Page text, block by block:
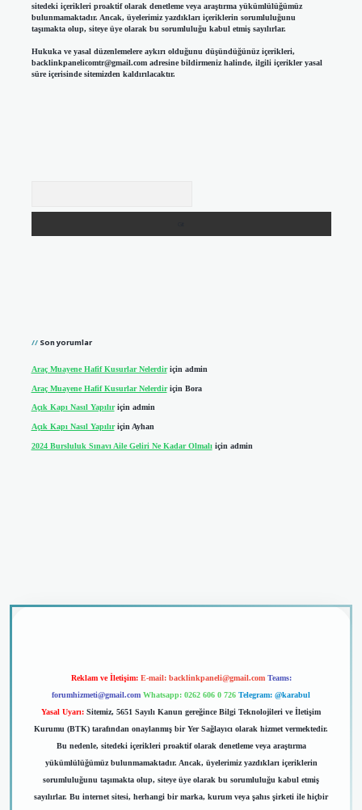
sitedeki içerikleri proaktif olarak denetleme veya araştırma yükümlülüğümüz
bulunmamaktadır. Ancak, üyelerimiz yazdıkları içeriklerin sorumluluğunu
taşımakta olup, siteye üye olarak bu sorumluluğu kabul etmiş sayılırlar.
Hukuka ve yasal düzenlemelere aykırı olduğunu düşündüğünüz içerikleri,
backlinkpanelicomtr@gmail.comadresine bildirmeniz halinde, ilgili içerikler yasal
süre içerisinde sitemizden kaldırılacaktır.
Son yorumlar
Araç Muayene Hafif Kusurlar Nelerdiriçin admin
Araç Muayene Hafif Kusurlar Nelerdiriçin Bora
Açık Kapı Nasıl Yapılıriçin admin
Açık Kapı Nasıl Yapılıriçin Ayhan
2024 Bursluluk Sınavı Aile Geliri Ne Kadar Olmalıiçin admin
Reklam ve İletişim: E-mail: backlinkpaneli@gmail.com Teams:
forumhizmeti@gmail.com Whatsapp: 0262 606 0 726 Telegram: @karabul
Yasal Uyarı: Sitemiz, 5651 Sayılı Kanun gereğince Bilgi Teknolojileri ve İletişim
Kurumu (BTK) tarafından onaylanmış bir Yer Sağlayıcı olarak hizmet vermektedir.
Bu nedenle, sitedeki içerikleri proaktif olarak denetleme veya araştırma
yükümlülüğümüz bulunmamaktadır. Ancak, üyelerimiz yazdıkları içeriklerin
sorumluluğunu taşımakta olup, siteye üye olarak bu sorumluluğu kabul etmiş
sayılırlar. Bu internet sitesi, herhangi bir marka, kurum veya şahıs şirketi ile hiçbir